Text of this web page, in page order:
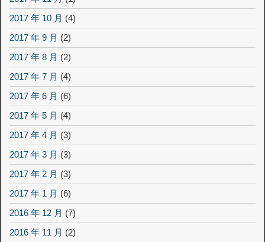
2017 年 10 月 (4)
2017 年 9 月 (2)
2017 年 8 月 (2)
2017 年 7 月 (4)
2017 年 6 月 (6)
2017 年 5 月 (4)
2017 年 4 月 (3)
2017 年 3 月 (3)
2017 年 2 月 (3)
2017 年 1 月 (6)
2016 年 12 月 (7)
2016 年 11 月 (2)